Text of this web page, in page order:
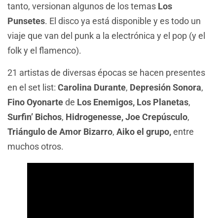
tanto, versionan algunos de los temas Los
Punsetes. El disco ya está disponible y es todo un
viaje que van del punk a la electrónica y el pop (y el
folk y el flamenco).
21 artistas de diversas épocas se hacen presentes
en el set list: Carolina Durante, Depresión Sonora,
Fino Oyonartede Los Enemigos, Los Planetas,
Surfin’ Bichos, Hidrogenesse, Joe Crepúsculo,
Triángulo de Amor Bizarro, Aiko el grupo,entre
muchos otros.